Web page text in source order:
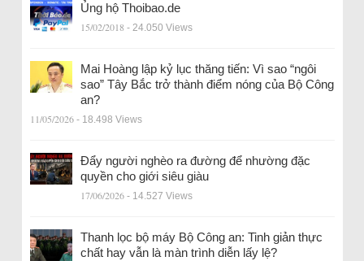
Ủng hộ Thoibao.de
15/02/2018 - 24.050 Views
Mai Hoàng lập kỷ lục thăng tiến: Vì sao “ngôi
sao” Tây Bắc trở thành điểm nóng của Bộ Công
an?
11/05/2026 - 18.498 Views
Đẩy người nghèo ra đường để nhường đặc
quyền cho giới siêu giàu
17/06/2026 - 14.527 Views
Thanh lọc bộ máy Bộ Công an: Tinh giản thực
chất hay vẫn là màn trình diễn lấy lệ?